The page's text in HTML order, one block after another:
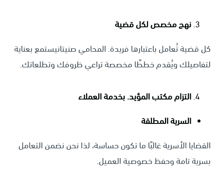
نهج مخصص لكل قضية
كل قضية تُعامل باعتبارها فريدة. المحامي صنيتانيستمع بعناية
لتفاصيلك ويُقدم خططًا مخصصة تراعي ظروفك وتطلعاتك.
التزام مكتب المؤيد. بخدمة العملاء
السرية المطلقة
القضايا الأسرية غالبًا ما تكون حساسة، لذا نحن نضمن التعامل
بسرية تامة وحفظ خصوصية العميل.